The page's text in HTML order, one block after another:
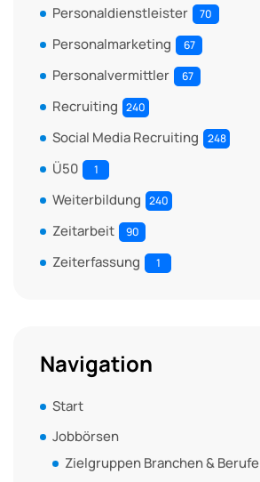
Personaldienstleister 70
Personalmarketing 67
Personalvermittler 67
Recruiting 240
Social Media Recruiting 248
Ü50 1
Weiterbildung 240
Zeitarbeit 90
Zeiterfassung 1
Navigation
Start
Jobbörsen
Zielgruppen Branchen & Berufe